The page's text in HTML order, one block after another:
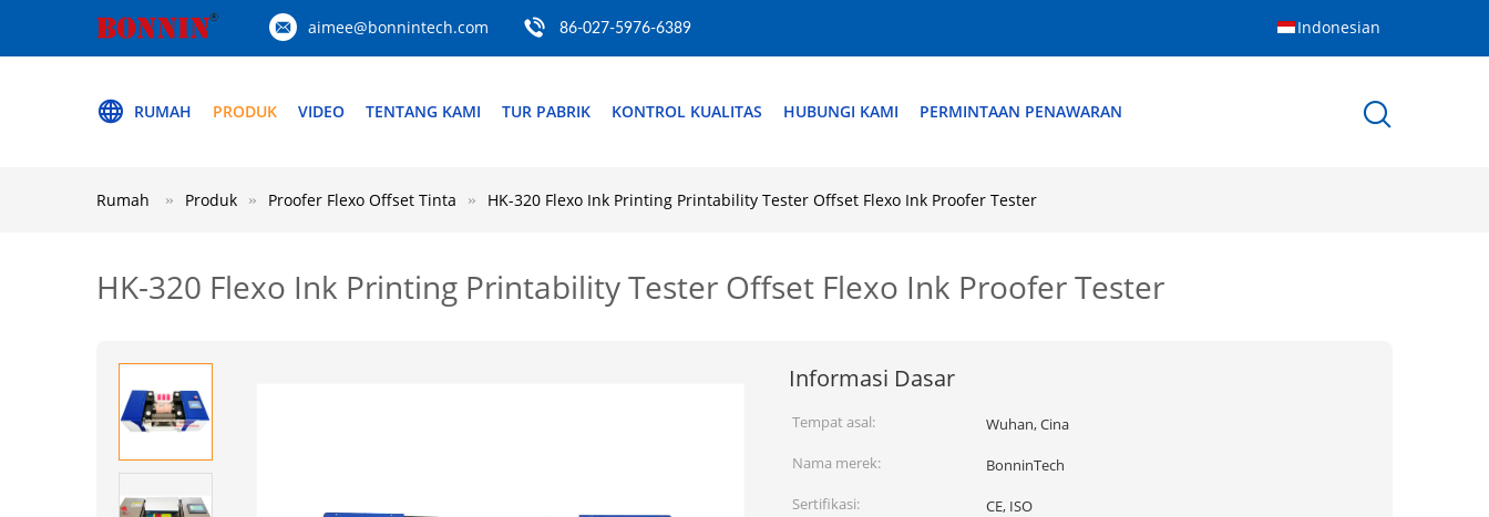
aimee@bonnintech.com 86-027-5976-6389 Indonesian
RUMAH PRODUK VIDEO TENTANG KAMI TUR PABRIK KONTROL KUALITAS HUBUNGI KAMI PERMINTAAN PENAWARAN
Rumah Produk Proofer Flexo Offset Tinta HK-320 Flexo Ink Printing Printability Tester Offset Flexo Ink Proofer Tester
HK-320 Flexo Ink Printing Printability Tester Offset Flexo Ink Proofer Tester
Informasi Dasar
Tempat asal:
Wuhan, Cina
Nama merek:
BonninTech
Sertifikasi:
CE, ISO